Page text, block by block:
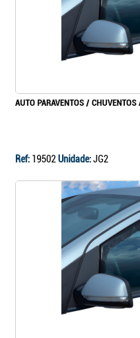
AUTO PARAVENTOS /
Ref: 19502Unidade:JG2